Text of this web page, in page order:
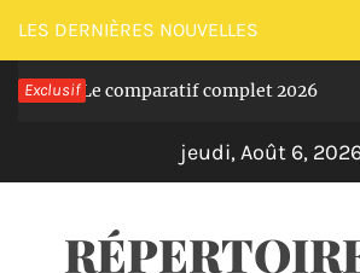
Passer
au
contenu
LES DERNIÈRES NOUVELLES
Exclusif
Le comparatif complet 2026 Il y a 2
jeudi, Août 6,